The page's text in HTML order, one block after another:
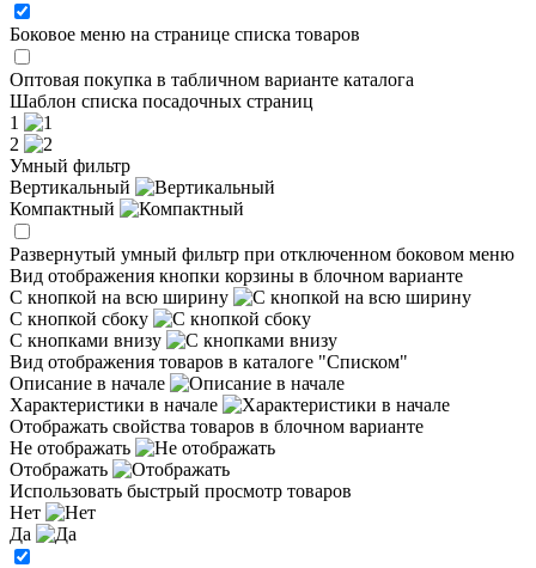
Боковое меню на странице списка товаров
Оптовая покупка в табличном варианте каталога
Шаблон списка посадочных страниц
1
2
Умный фильтр
Вертикальный
Компактный
Развернутый умный фильтр при отключенном боковом меню
Вид отображения кнопки корзины в блочном варианте
С кнопкой на всю ширину
С кнопкой сбоку
С кнопками внизу
Вид отображения товаров в каталоге "Списком"
Описание в начале
Характеристики в начале
Отображать свойства товаров в блочном варианте
Не отображать
Отображать
Использовать быстрый просмотр товаров
Нет
Да